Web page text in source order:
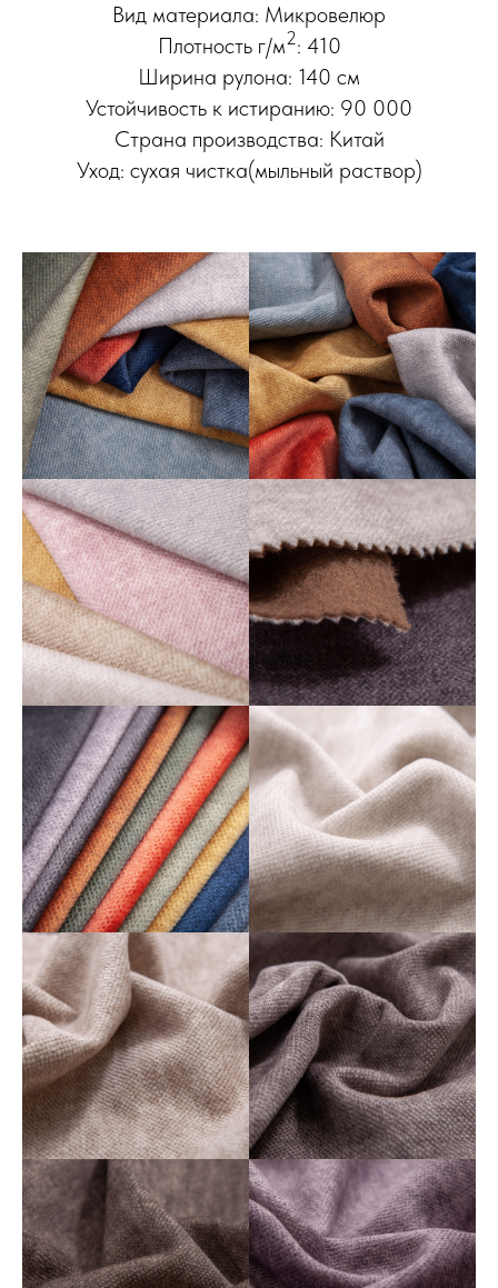
Вид материала: Микровелюр
Плотность г/м2: 410
Ширина рулона: 140 см
Устойчивость к истиранию: 90 000
Страна производства: Китай
Уход: сухая чистка(мыльный раствор)